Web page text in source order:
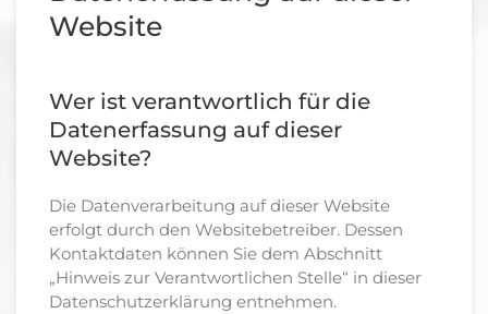
Website
Wer ist verantwortlich für die
Datenerfassung auf dieser
Website?
Die Datenverarbeitung auf dieser Website
erfolgt durch den Websitebetreiber. Dessen
Kontaktdaten können Sie dem Abschnitt
„Hinweis zur Verantwortlichen Stelle“ in dieser
Datenschutzerklärung entnehmen.